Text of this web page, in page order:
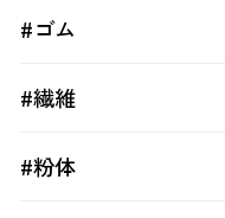
#ゴム
#繊維
#粉体